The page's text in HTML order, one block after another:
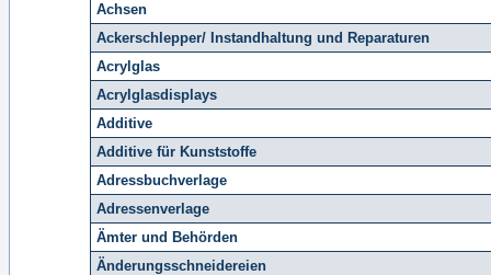
Achsen
Ackerschlepper/ Instandhaltung und Reparaturen
Acrylglas
Acrylglasdisplays
Additive
Additive für Kunststoffe
Adressbuchverlage
Adressenverlage
Ämter und Behörden
Änderungsschneidereien